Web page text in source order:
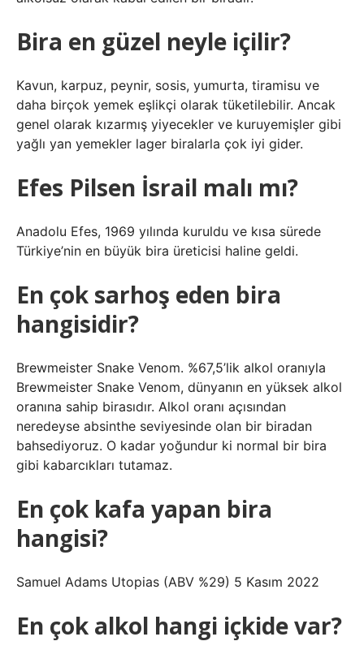
Bira en güzel neyle içilir?
Kavun, karpuz, peynir, sosis, yumurta, tiramisu ve
daha birçok yemek eşlikçi olarak tüketilebilir. Ancak
genel olarak kızarmış yiyecekler ve kuruyemişler gibi
yağlı yan yemekler lager biralarla çok iyi gider.
Efes Pilsen İsrail malı mı?
Anadolu Efes, 1969 yılında kuruldu ve kısa sürede
Türkiye’nin en büyük bira üreticisi haline geldi.
En çok sarhoş eden bira
hangisidir?
Brewmeister Snake Venom. %67,5’lik alkol oranıyla
Brewmeister Snake Venom, dünyanın en yüksek alkol
oranına sahip birasıdır. Alkol oranı açısından
neredeyse absinthe seviyesinde olan bir biradan
bahsediyoruz. O kadar yoğundur ki normal bir bira
gibi kabarcıkları tutamaz.
En çok kafa yapan bira
hangisi?
Samuel Adams Utopias (ABV %29) 5 Kasım 2022
En çok alkol hangi içkide var?